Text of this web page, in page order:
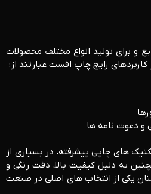
و برای تولید انواع مختلف محصولات
رایج چاپ افست عبارتند از:
و دعوت ‌نامه‌ ها
های چاپی پیشرفته، در بسیاری از
به دلیل کیفیت بالا، دقت رنگی و
یکی از انتخاب ‌های اصلی در صنعت